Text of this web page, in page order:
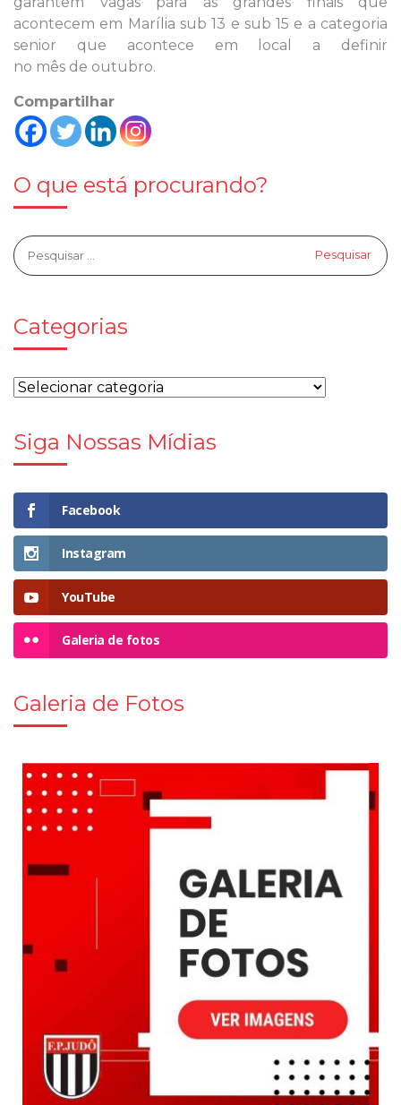
acontecem em Marília sub 13 e sub 15 e a categoria
senior que acontece em local a definir
no mês de outubro.
Compartilhar
O que está procurando?
Categorias
Siga Nossas Mídias
Facebook
Instagram
YouTube
Galeria de fotos
Galeria de Fotos